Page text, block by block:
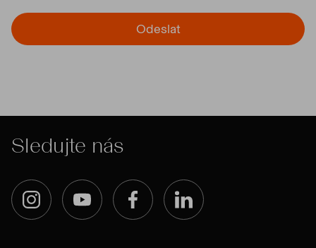
Odeslat
Sledujte nás
InstagramYouTube FacebookLinkedIn